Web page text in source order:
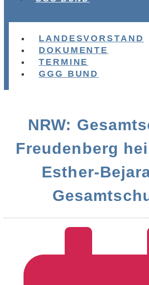
LANDESVORSTAND
DOKUMENTE
TERMINE
GGG BUND
NRW:
Freudenberg
Esther-